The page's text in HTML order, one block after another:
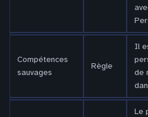
Compétences
sauvages
Règle
Il
de
Le